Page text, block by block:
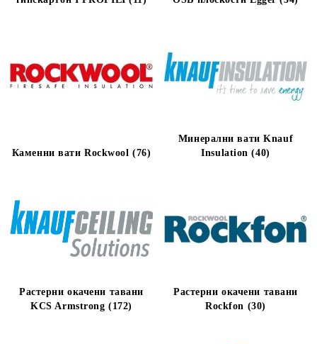
Каменни вати Rockwool (76)
Минерални вати Knauf
Insulation (40)
Растерни окачени тавани
KCS Armstrong (172)
Растерни окачени тавани
Rockfon (30)